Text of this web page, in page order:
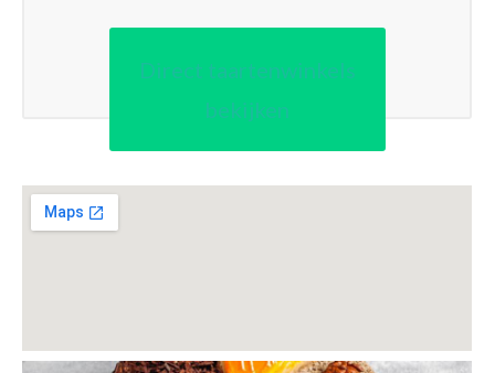
Direct taartenwinkels
bekijken